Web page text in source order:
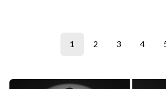
1 2 3 4